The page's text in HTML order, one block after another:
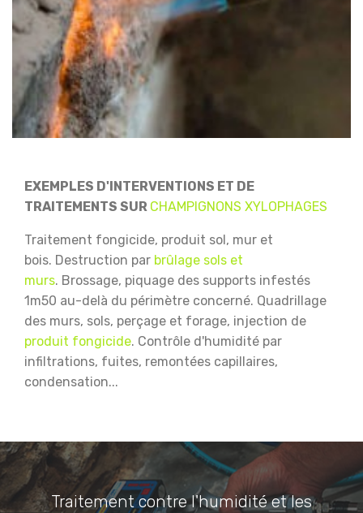
EXEMPLES D'INTERVENTIONS ET DE
TRAITEMENTS SUR CHAMPIGNONS XYLOPHAGES
Traitement fongicide, produit sol, mur et
bois. Destruction par brûlage sols et
murs. Brossage, piquage des supports infestés
1m50 au-delà du périmètre concerné. Quadrillage
des murs, sols, perçage et forage, injection de
produit fongicide. Contrôle d'humidité par
infiltrations, fuites, remontées capillaires,
condensation...
Traitement contre l'humidité et les